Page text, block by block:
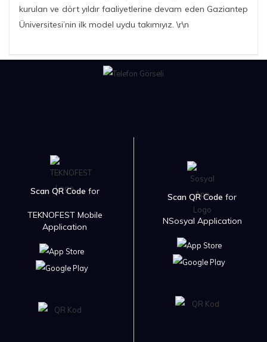
kurulan ve dört yıldır faaliyetlerine devam eden Gaziantep
Üniversitesi’nin ilk model uydu takımıyız. \r\n
Scan QR Code for
TEKNOFEST Mobile
Application
Scan QR Code for
NSosyal Application